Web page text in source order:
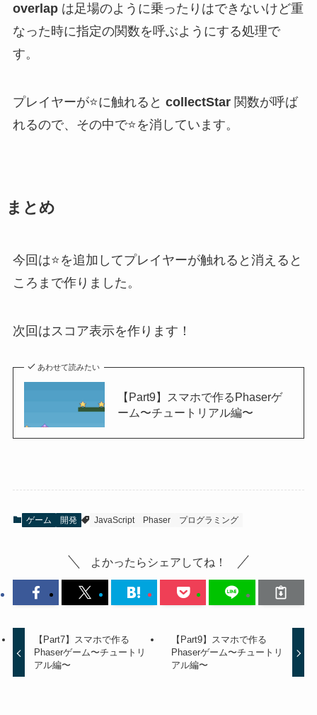
overlapは足場のように乗ったりはできないけど重
なった時に指定の関数を呼ぶようにする処理で
す。
プレイヤーが⭐️に触れると collectStar関数が呼ば
れるので、その中で⭐️を消しています。
まとめ
今回は⭐️を追加してプレイヤーが触れると消えると
ころまで作りました。
次回はスコア表示を作ります！
あわせて読みたい
【Part9】スマホで作るPhaserゲ
ーム〜チュートリアル編〜
ゲーム 開発 JavaScript Phaser プログラミング
よかったらシェアしてね！
【Part7】スマホで作る
Phaserゲーム〜チュートリ
アル編〜
【Part9】スマホで作る
Phaserゲーム〜チュートリ
アル編〜